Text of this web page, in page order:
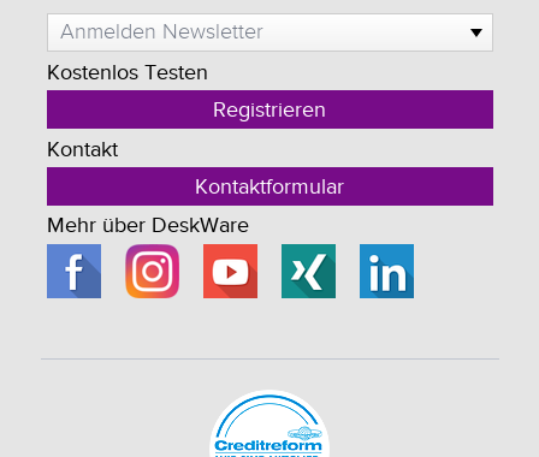
Anmelden Newsletter
Kostenlos Testen
Registrieren
Kontakt
Kontaktformular
Mehr über DeskWare